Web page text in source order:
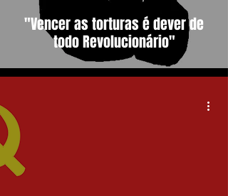
"Vencer as torturas é dever de
todo Revolucionário"